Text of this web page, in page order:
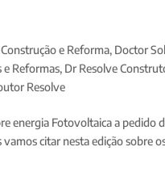
Construção e Reforma, Doctor
e Reformas, Dr Resolve
Resolve
energia Fotovoltaica a pedido
citar nesta edição sobre